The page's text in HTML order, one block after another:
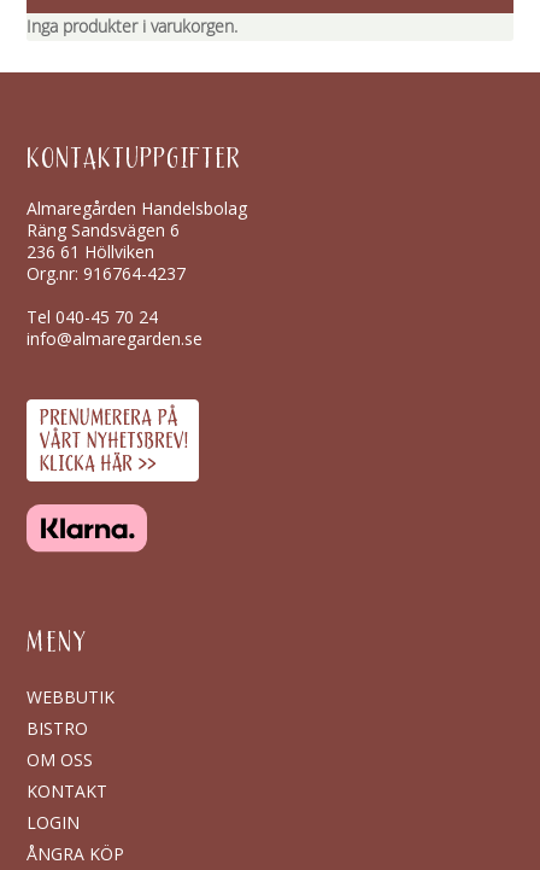
Inga produkter i varukorgen.
KONTAKTUPPGIFTER
Almaregården Handelsbolag
Räng Sandsvägen 6
236 61 Höllviken
Org.nr: 916764-4237
Tel040-45 70 24
info@almaregarden.se
MENY
WEBBUTIK
BISTRO
OM OSS
KONTAKT
LOGIN
ÅNGRA KÖP